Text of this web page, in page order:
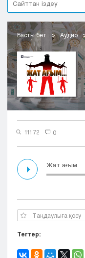
Алматы
Актобе
Атырау
Жезказган
Караганда
Кокшетау
Костанай
Кызылорда
Семей
Талдыкорган
Тараз
Туркестан
Басты бет Аудио
11172 0
Жат ағым
Таңдаулыға қосу
Тегтер: